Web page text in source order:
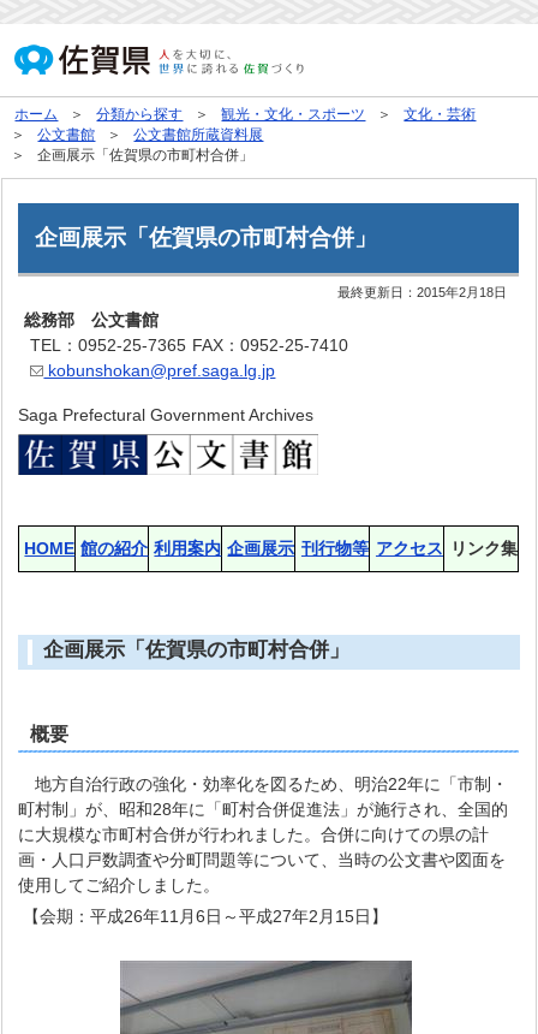
ホーム 分類から探す 観光・文化・スポーツ
文化・芸術
公文書館
公文書館所蔵資料展
企画展示「佐賀県の市町村合併」
企画展示「佐賀県の市町村合併」
最終更新日：2015年2月18日
総務部 公文書館
TEL：0952-25-7365 FAX：0952-25-7410
kobunshokan@pref.saga.lg.jp
Saga Prefectural Government Archives
HOME 館の紹介 利用案内 企画展示 刊行物等 アクセス リンク集
企画展示「佐賀県の市町村合併」
概要
地方自治行政の強化・効率化を図るため、明治22年に「市制・
町村制」が、昭和28年に「町村合併促進法」が施行され、全国的
に大規模な市町村合併が行われました。合併に向けての県の計
画・人口戸数調査や分町問題等について、当時の公文書や図面を
使用してご紹介しました。
【会期：平成26年11月6日～平成27年2月15日】